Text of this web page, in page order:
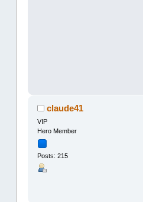
claude41
VIP
Hero Member
Posts: 215